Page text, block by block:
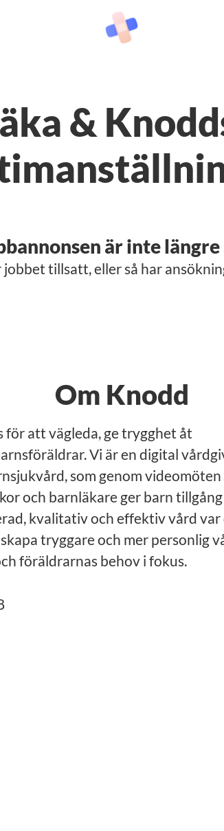
&
är inte
tillsatt, eller så har
Om Knodd
för att vägleda, getrygghet åt
Vi är en digital
som genom
och barnläkare ger barn tillgång
kvalitativ och effektiv vård var
tryggare och mer personlig
föräldrarnas behov i fokus.